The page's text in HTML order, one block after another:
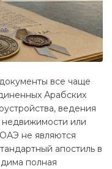
все чаще
Арабских
ведения
недвижимости или
не являются
апостиль в
полная